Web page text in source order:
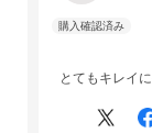
とてもキレイ